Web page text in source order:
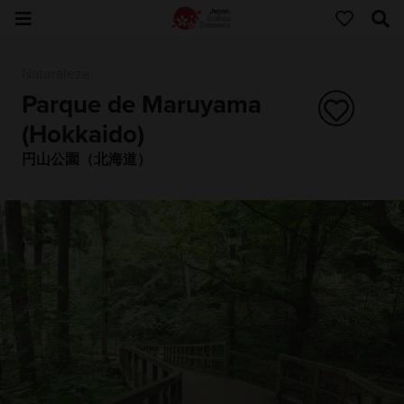
Parque de Maruyama
(Hokkaido)
円山公園（北海道）